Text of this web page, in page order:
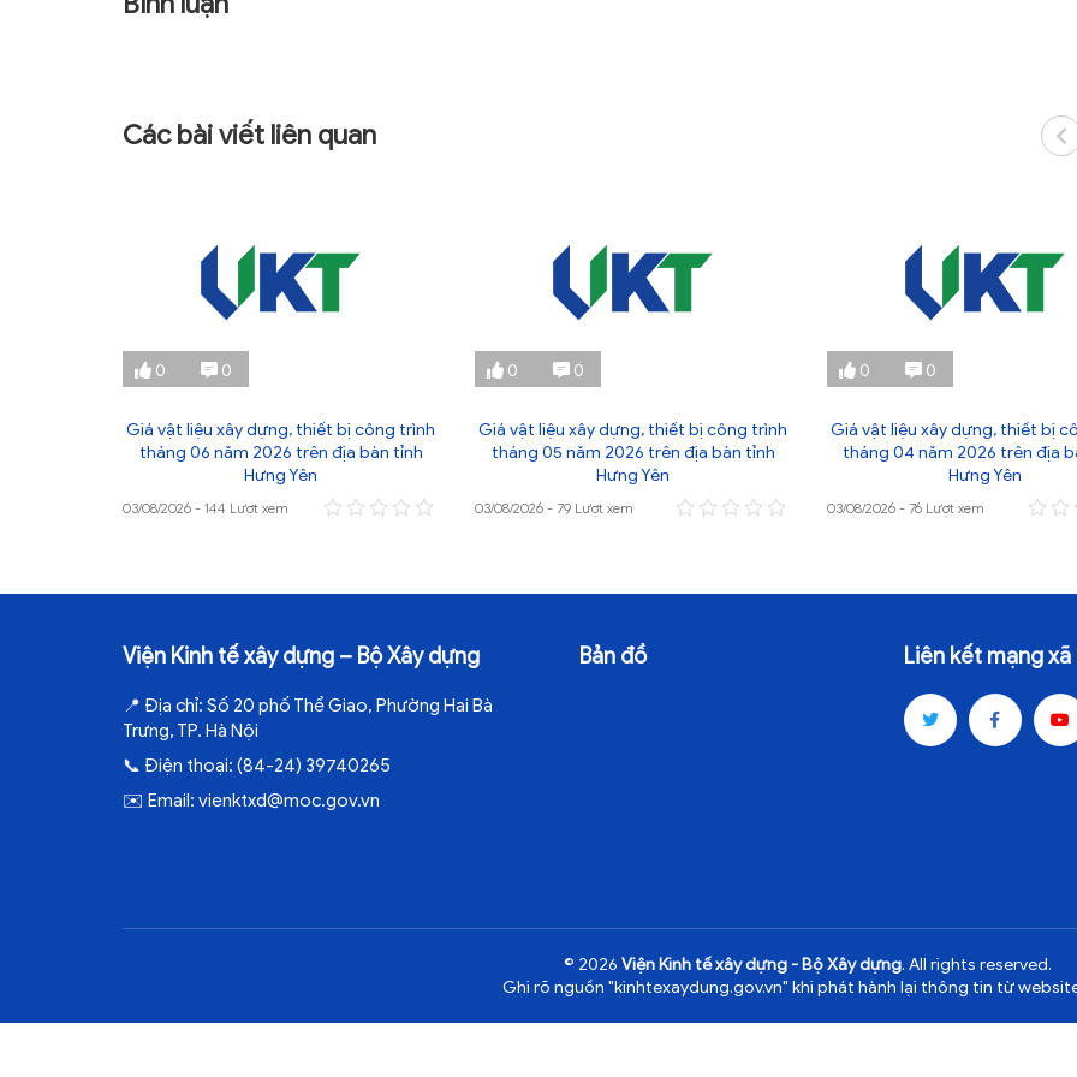
Các bài viết liên quan
0 0
Giá vật liệu xây dựng, thiết bị công trình
tháng 06 năm 2026 trên địa bàn tỉnh
Hưng Yên
03/08/2026 - 144 Lượt xem
0 0
Giá vật liệu xây dựng, thiết bị công trình
tháng 05 năm 2026 trên địa bàn tỉnh
Hưng Yên
03/08/2026 - 79 Lượt xem
0 0
Giá vật liệu xây dựng, thiết bị
tháng 04 năm 2026 trên địa
Hưng Yên
03/08/2026 - 76 Lượt xem
Viện Kinh tế xây dựng – Bộ Xây dựng
📍 Địa chỉ: Số 20 phố Thể Giao, Phường Hai Bà
Trưng, TP. Hà Nội
📞 Điện thoại: (84-24) 39740265
✉️ Email: vienktxd@moc.gov.vn
Bản đồ Liên kết mạng xã
© 2026 Viện Kinh tế xây dựng - Bộ Xây dựng. All rights reserved.
Ghi rõ nguồn "kinhtexaydung.gov.vn" khi phát hành lại thông tin từ